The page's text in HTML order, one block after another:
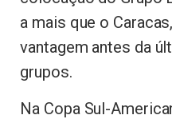
a mais que o
vantagem antes da
grupos.
Na Copa Sul-